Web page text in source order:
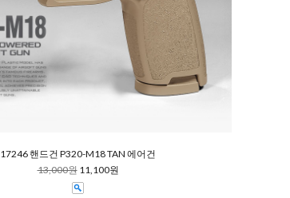
17246 핸드건 P320-M18 TAN 에어건
13,000원 11,100원